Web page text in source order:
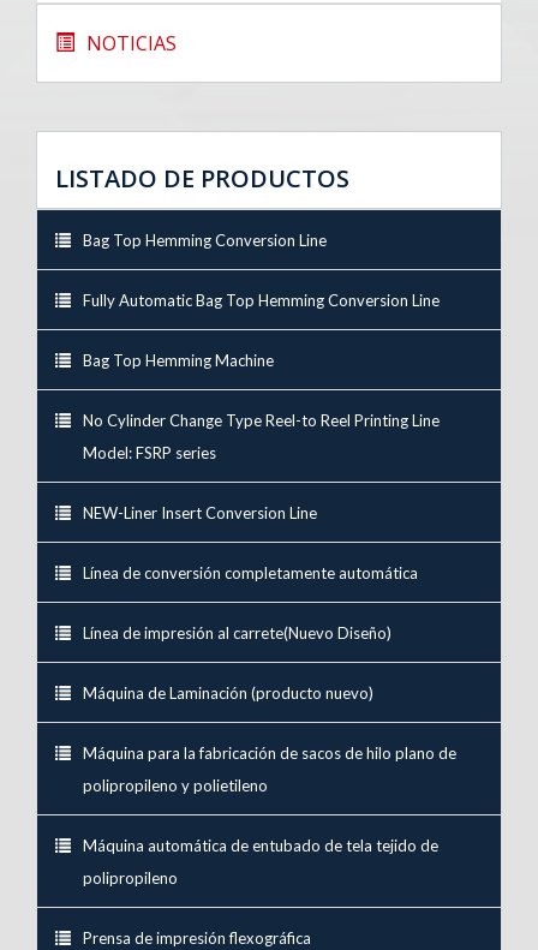
NOTICIAS
LISTADO DE PRODUCTOS
Bag Top Hemming Conversion Line
Fully Automatic Bag Top Hemming Conversion Line
Bag Top Hemming Machine
No Cylinder Change Type Reel-to Reel Printing Line
Model: FSRP series
NEW-Liner Insert Conversion Line
Línea de conversión completamente automática
Línea de impresión al carrete(Nuevo Diseño)
Máquina de Laminación (producto nuevo)
Máquina para la fabricación de sacos de hilo plano de
polipropileno y polietileno
Máquina automática de entubado de tela tejido de
polipropileno
Prensa de impresión flexográfica